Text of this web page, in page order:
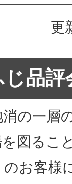
更
品評
の一層
図るこ
お客様